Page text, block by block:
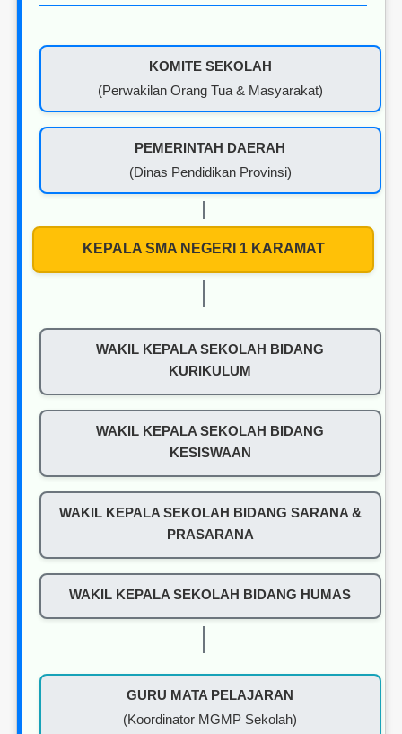
KOMITE SEKOLAH
(Perwakilan Orang Tua & Masyarakat)
PEMERINTAH DAERAH
(Dinas Pendidikan Provinsi)
KEPALA SMA NEGERI 1 KARAMAT
WAKIL KEPALA SEKOLAH BIDANG
KURIKULUM
WAKIL KEPALA SEKOLAH BIDANG
KESISWAAN
WAKIL KEPALA SEKOLAH BIDANG SARANA &
PRASARANA
WAKIL KEPALA SEKOLAH BIDANG HUMAS
GURU MATA PELAJARAN
(Koordinator MGMP Sekolah)